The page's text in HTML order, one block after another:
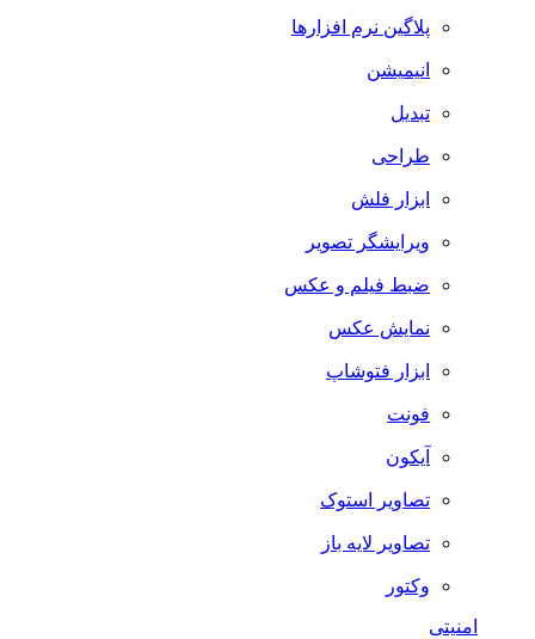
پلاگین نرم افزارها
انیمیشن
تبدیل
طراحی
ابزار فلش
ویرایشگر تصویر
ضبط فيلم و عكس
نمایش عکس
ابزار فتوشاپ
فونت
آیکون
تصاویر استوک
تصاویر لایه باز
وکتور
امنیتی